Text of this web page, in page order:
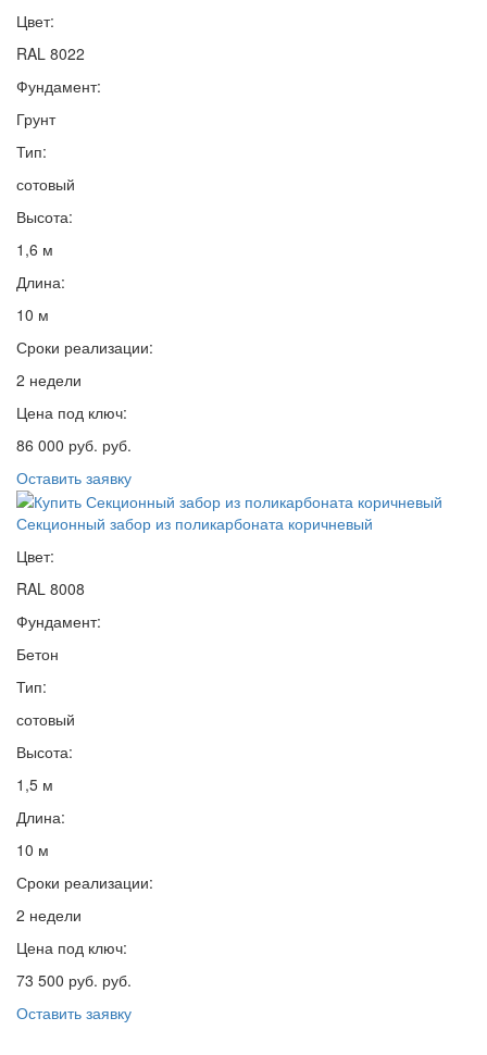
Цвет:
RAL 8022
Фундамент:
Грунт
Тип:
сотовый
Высота:
1,6 м
Длина:
10 м
Сроки реализации:
2 недели
Цена под ключ:
86 000 руб. руб.
Оставить заявку
Секционный забор из поликарбоната коричневый
Цвет:
RAL 8008
Фундамент:
Бетон
Тип:
сотовый
Высота:
1,5 м
Длина:
10 м
Сроки реализации:
2 недели
Цена под ключ:
73 500 руб. руб.
Оставить заявку